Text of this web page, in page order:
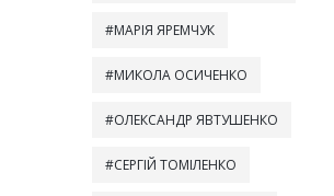
МАРІЯ ЯРЕМЧУК
МИКОЛА ОСИЧЕНКО
ОЛЕКСАНДР ЯВТУШЕНКО
СЕРГІЙ ТОМІЛЕНКО